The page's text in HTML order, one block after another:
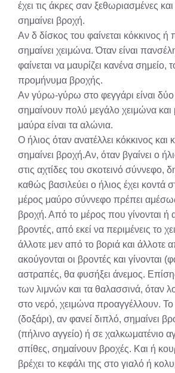
έχει τις άκρες σαν ξεθωριασμένες
σημαίνει βροχή.
Αν δ δίσκος του φαίνεται κόκκινος
σημαίνει χειμώνα. Όταν είναι
φαίνεται να μαυρίζει κανένα σημείο,
προμήνυμα βροχής.
Αν γύρω-γύρω στο φεγγάρι είναι δύο
σημαίνουν πολύ μεγάλο χειμώνα και
μαύρα είναι τα αλώνια.
Ο ήλιος όταν ανατέλλει κόκκινος και
σημαίνει βροχή.Αν, όταν βγαίνει ο
στις αχτίδες του σκοτεινό σύννεφο,
καθώς βασιλεύει ο ήλιος έχει κοντά
μέρος μαύρο σύννεφο πρέπει
βροχή. Από το μέρος που γίνονται ή
βροντές, από εκεί να περιμένεις το
άλλοτε μεν από το βοριά και άλλοτε
ακούγονται οι βροντές και γίνονται
αστραπές, θα φυσήξει άνεμος.
των λιμνών και τα θαλασσινά, όταν
στο νερό, χειμώνα προαγγέλλουν. Το
(δοξάρι), αν φανεί διπλό, σημαίνει
(πήλινο αγγείο) ή σε χαλκωματένιο
σπίθες, σημαίνουν βροχές. Και ή
βρέχει το κεφάλι της στο γιαλό ή